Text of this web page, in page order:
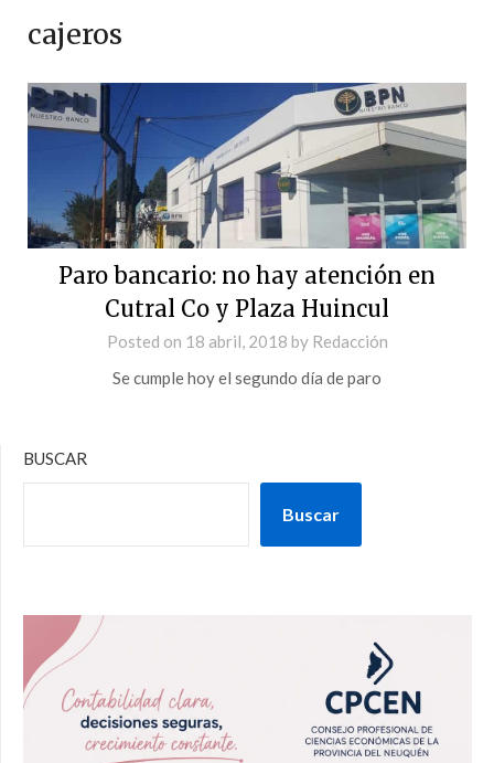
cajeros
Paro bancario: no hay atención en
Cutral Co y Plaza Huincul
Posted on 18 abril, 2018 by Redacción
Se cumple hoy el segundo día de paro
BUSCAR
Buscar